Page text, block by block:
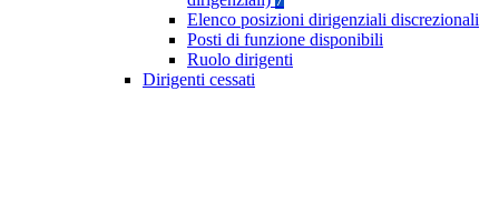
Elenco posizioni dirigenziali discrezionali
Posti di funzione disponibili
Ruolo dirigenti
Dirigenti cessati